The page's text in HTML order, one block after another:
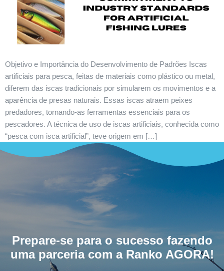
Objetivo e Importância do Desenvolvimento de Padrões Iscas
artificiais para pesca, feitas de materiais como plástico ou metal,
diferem das iscas tradicionais por simularem os movimentos e a
aparência de presas naturais. Essas iscas atraem peixes
predadores, tornando-as ferramentas essenciais para os
pescadores. A técnica de uso de iscas artificiais, conhecida como
“pesca com isca artificial”, teve origem em […]
Prepare-se para o sucesso fazendo
uma parceria com a Ranko AGORA!